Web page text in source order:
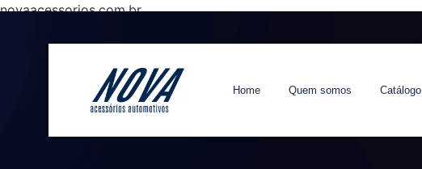
novaacessorios.com.br
Home Quem somos Catálogo